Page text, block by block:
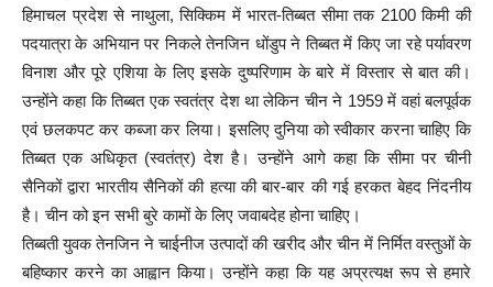
हिमाचल प्रदेश से नाथुला, सिक्किम में भारत-तिब्बत सीमा तक 2100 किमी की
पदयात्रा के अभियान पर निकले तेनजिन धोंडुप ने तिब्बत में किए जा रहे पर्यावरण
विनाश और पूरे एशिया के लिए इसके दुष्परिणाम के बारे में विस्तार से बात की।
उन्होंने कहा कि तिब्बत एक स्वतंत्र देश था लेकिन चीन ने 1959 में वहां बलपूर्वक
एवं छलकपट कर कब्जा कर लिया। इसलिए दुनिया को स्वीकार करना चाहिए कि
तिब्बत एक अधिकृत (स्वतंत्र) देश है। उन्होंने आगे कहा कि सीमा पर चीनी
सैनिकों द्वारा भारतीय सैनिकों की हत्या की बार-बार की गई हरकत बेहद निंदनीय
है। चीन को इन सभी बुरे कामों के लिए जवाबदेह होना चाहिए।
तिब्बती युवक तेनजिन ने चाईनीज उत्पादों की खरीद और चीन में निर्मित वस्तुओं के
बहिष्कार करने का आह्वान किया। उन्होंने कहा कि यह अप्रत्यक्ष रूप से हमारे